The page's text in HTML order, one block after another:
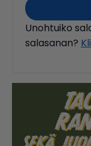
Unohtuiko
salasanan?